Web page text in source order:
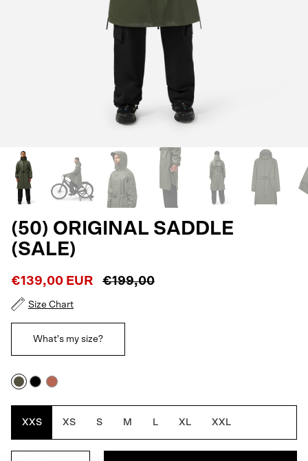
(50) ORIGINAL SADDLE
(SALE)
€139,00 EUR €199,00
Size Chart
What's my size?
ArmyBlackRustic
XXS XS S M L XL XXL